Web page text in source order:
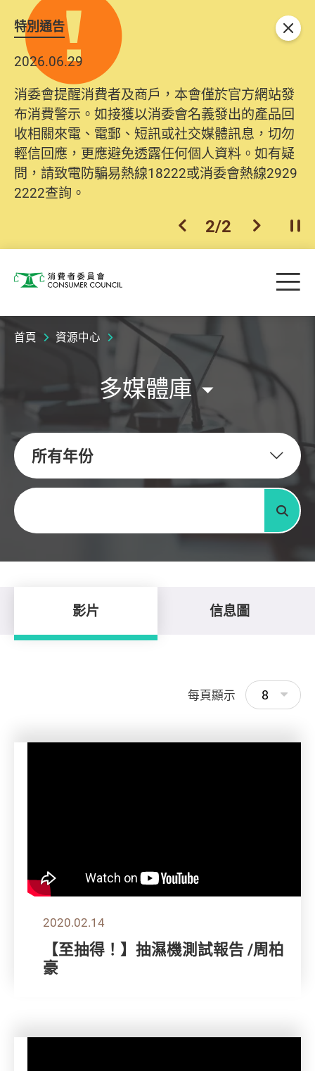
特別通告
2026.06.29
消委會提醒消費者及商戶，本會僅於官方網站發
布消費警示。如接獲以消委會名義發出的產品回
收相關來電、電郵、短訊或社交媒體訊息，切勿
輕信回應，更應避免透露任何個人資料。如有疑
問，請致電防騙易熱線18222或消委會熱線2929
2222查詢。
2025.10.31
為提升使用者體驗及網絡安全，本會的投訴處理
系統已經進行升級及推出新功能。由2025年11月
10日起，消費者需要提供基本聯絡資料（包括姓
名、電郵及電話）註冊帳戶，才可提交投訴、查
詢及建議。所有提交紀錄將清晰整合於帳戶中，
方便日後作出跟進。
上一個
2/2 下一個開
關閉
消費者委員會 目
首頁 資源中心
多媒體庫
所有年份
關鍵字
搜尋
影片 信息圖
每頁顯示 8
2020.02.14
【至抽得！】抽濕機測試報告 /周柏
豪